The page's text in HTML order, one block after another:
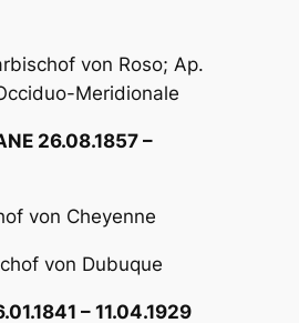
von Roso; Ap.
Meridionale
26.08.1857 –
von Cheyenne
von Dubuque
– 11.04.1929